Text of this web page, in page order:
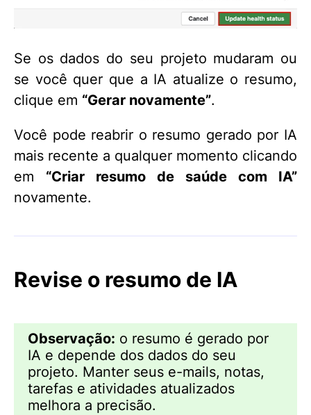
Se os dados do seu projeto mudaram ou
se você quer que a IA atualize o resumo,
clique em “Gerar novamente”.
Você pode reabrir o resumo gerado por IA
mais recente a qualquer momento clicando
em “Criar resumo de saúde com IA”
novamente.
Revise o resumo de IA
Observação: o resumo é gerado por
IA e depende dos dados do seu
projeto. Manter seus e-mails, notas,
tarefas e atividades atualizados
melhora a precisão.